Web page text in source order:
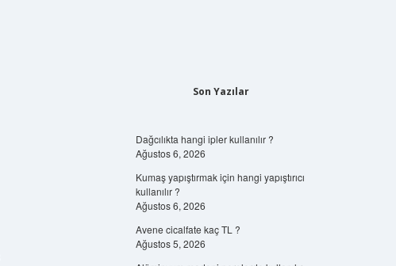
Son Yazılar
Dağcılıkta hangi ipler kullanılır ?
Ağustos 6, 2026
Kumaş yapıştırmak için hangi yapıştırıcı
kullanılır ?
Ağustos 6, 2026
Avene cicalfate kaç TL ?
Ağustos 5, 2026